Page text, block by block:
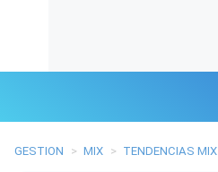
Últimas Noticias
GESTION > MIX > TENDENCIAS MIX